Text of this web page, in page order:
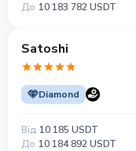
До 10 183 782 USDT
Satoshi
Diamond
Від 10 185 USDT
До 10 184 892 USDT